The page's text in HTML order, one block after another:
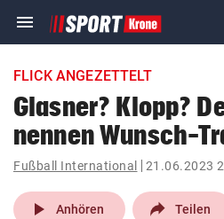
menu Navigation
ein-/ausklappen
account_circle Anmelden
pin_drop
Wien
FLICK ANGEZETTELT
Glasner? Klopp?
nennen Wunsch-
Fußball International 21.06.2023
play_arrow Anhören Teilen